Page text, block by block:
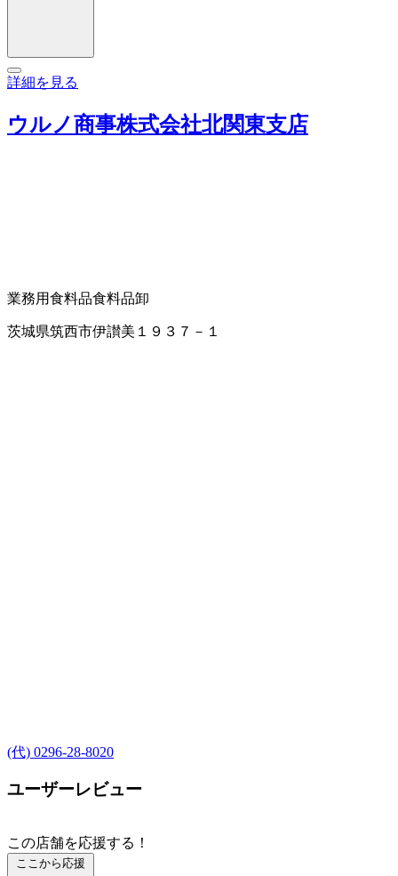
詳細を見る
ウルノ商事株式会社北関東支店
業務用食料品食料品卸
茨城県筑西市伊讃美１９３７－１
(代) 0296-28-8020
ユーザーレビュー
この店舗を応援する！
ここから応援